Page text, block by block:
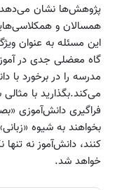
پژوهش‌ها نشان می‌دهد
همسالان و
این مسئله به عنوان
گاه معضلی جدی در
مدرسه را در برخورد با
می‌کند.بگذارید با
فراگیری دانش‌آموزی
بخواهند به شیوه
کنند، دانش‌آموز نه تنها
خواهد شد.